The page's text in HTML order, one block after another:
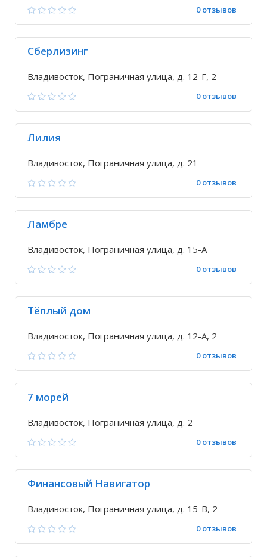
0 отзывов
Сберлизинг
Владивосток, Пограничная улица, д. 12-Г, 2
0 отзывов
Лилия
Владивосток, Пограничная улица, д. 21
0 отзывов
Ламбре
Владивосток, Пограничная улица, д. 15-А
0 отзывов
Тёплый дом
Владивосток, Пограничная улица, д. 12-А, 2
0 отзывов
7 морей
Владивосток, Пограничная улица, д. 2
0 отзывов
Финансовый Навигатор
Владивосток, Пограничная улица, д. 15-В, 2
0 отзывов